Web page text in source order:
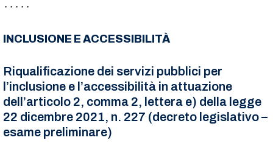
٠٠٠٠٠
INCLUSIONE E ACCESSIBILITÀ
Riqualificazione dei servizi pubblici per
l’inclusione e l’accessibilità in attuazione
dell’articolo 2, comma 2, lettera e) della legge
22 dicembre 2021, n. 227 (decreto legislativo –
esame preliminare)